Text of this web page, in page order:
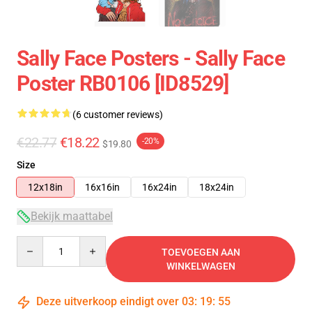
Sally Face Posters - Sally Face
Poster RB0106 [ID8529]
(6 customer reviews)
€22.77 €18.22 $19.80 -20%
Size
12x18in
16x16in 16x24in 18x24in
Bekijk maattabel
TOEVOEGEN AAN
WINKELWAGEN
Deze uitverkoop eindigt over 03: 19: 54